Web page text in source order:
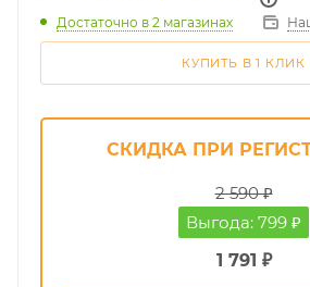
Достаточно в 2 магазинах
КУПИТЬ В 1 КЛИК
СКИДКА ПРИ
2 590 ₽
Выгода: 799 ₽
1 791 ₽